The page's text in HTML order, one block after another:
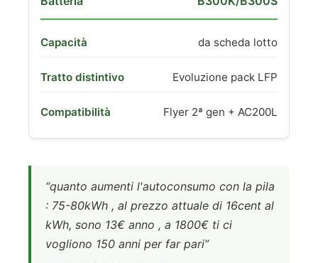
da scheda lotto
Evoluzione pack LFP
Flyer 2ª gen + AC200L
“quanto aumenti l'autoconsumo con la pila
: 75-80kWh , al prezzo attuale di 16cent al
kWh, sono 13€ anno , a 1800€ ti ci
vogliono 150 anni per far pari”